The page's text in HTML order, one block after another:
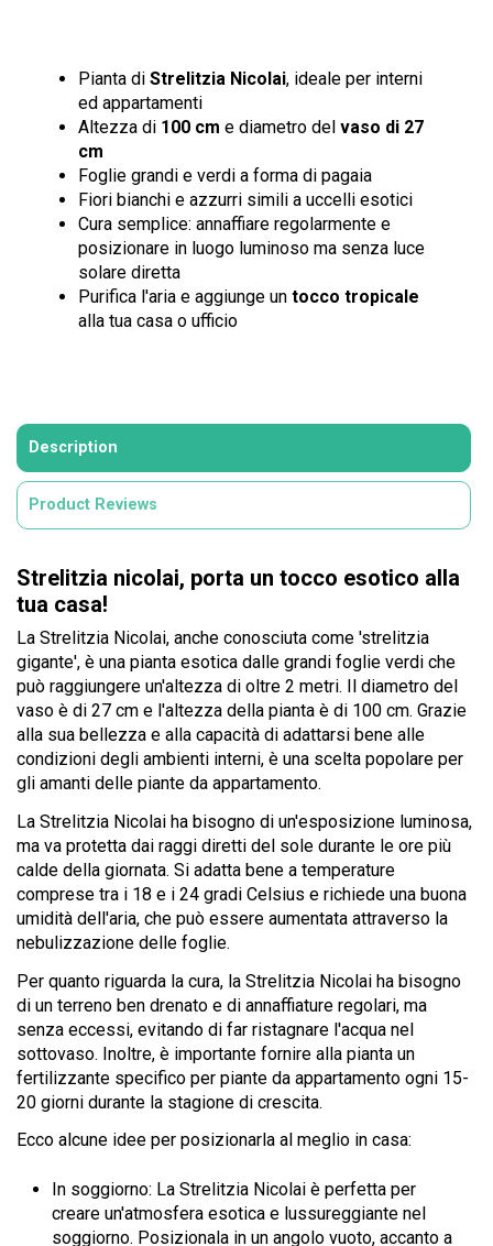
Pianta di Strelitzia Nicolai, ideale per interni
ed appartamenti
Altezza di 100 cm e diametro del vaso di 27
cm
Foglie grandi e verdi a forma di pagaia
Fiori bianchi e azzurri simili a uccelli esotici
Cura semplice: annaffiare regolarmente e
posizionare in luogo luminoso ma senza luce
solare diretta
Purifica l'aria e aggiunge un tocco tropicale
alla tua casa o ufficio
Description
Product Reviews
Strelitzia nicolai, porta un tocco esotico alla
tua casa!
La Strelitzia Nicolai, anche conosciuta come 'strelitzia
gigante', è una pianta esotica dalle grandi foglie verdi che
può raggiungere un'altezza di oltre 2 metri. Il diametro del
vaso è di 27 cm e l'altezza della pianta è di 100 cm. Grazie
alla sua bellezza e alla capacità di adattarsi bene alle
condizioni degli ambienti interni, è una scelta popolare per
gli amanti delle piante da appartamento.
La Strelitzia Nicolai ha bisogno di un'esposizione luminosa,
ma va protetta dai raggi diretti del sole durante le ore più
calde della giornata. Si adatta bene a temperature
comprese tra i 18 e i 24 gradi Celsius e richiede una buona
umidità dell'aria, che può essere aumentata attraverso la
nebulizzazione delle foglie.
Per quanto riguarda la cura, la Strelitzia Nicolai ha bisogno
di un terreno ben drenato e di annaffiature regolari, ma
senza eccessi, evitando di far ristagnare l'acqua nel
sottovaso. Inoltre, è importante fornire alla pianta un
fertilizzante specifico per piante da appartamento ogni 15-
20 giorni durante la stagione di crescita.
Ecco alcune idee per posizionarla al meglio in casa:
In soggiorno: La Strelitzia Nicolai è perfetta per
creare un'atmosfera esotica e lussureggiante nel
soggiorno. Posizionala in un angolo vuoto, accanto a